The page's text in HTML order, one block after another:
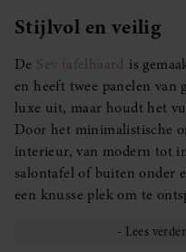
Stijlvol en veilig
De Sev tafelhaard is
en heeft twee panelen van
luxe uit, maar houdt het
Door het minimalistische
interieur, van modern tot
salontafel of buiten onder
een knusse plek om te